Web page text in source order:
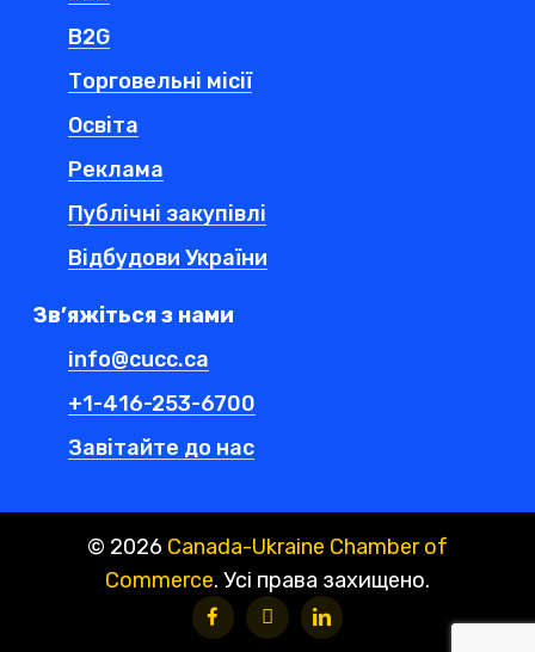
B2G
Торговельні місії
Освіта
Реклама
Публічні закупівлі
Відбудови України
Зв’яжіться з нами
info@cucc.ca
+1-416-253-6700
Завітайте до нас
© 2026 Canada-Ukraine Chamber of
Commerce. Усі права захищено.